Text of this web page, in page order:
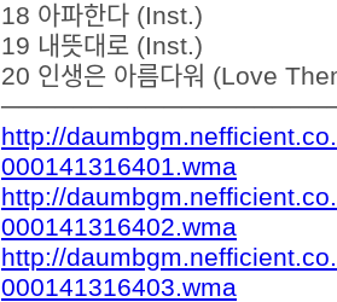
18 아파한다 (Inst.)
19 내뜻대로 (Inst.)
20 인생은 아름다워 (Love
http://
000141316401.wma
http://
000141316402.wma
http://
000141316403.wma